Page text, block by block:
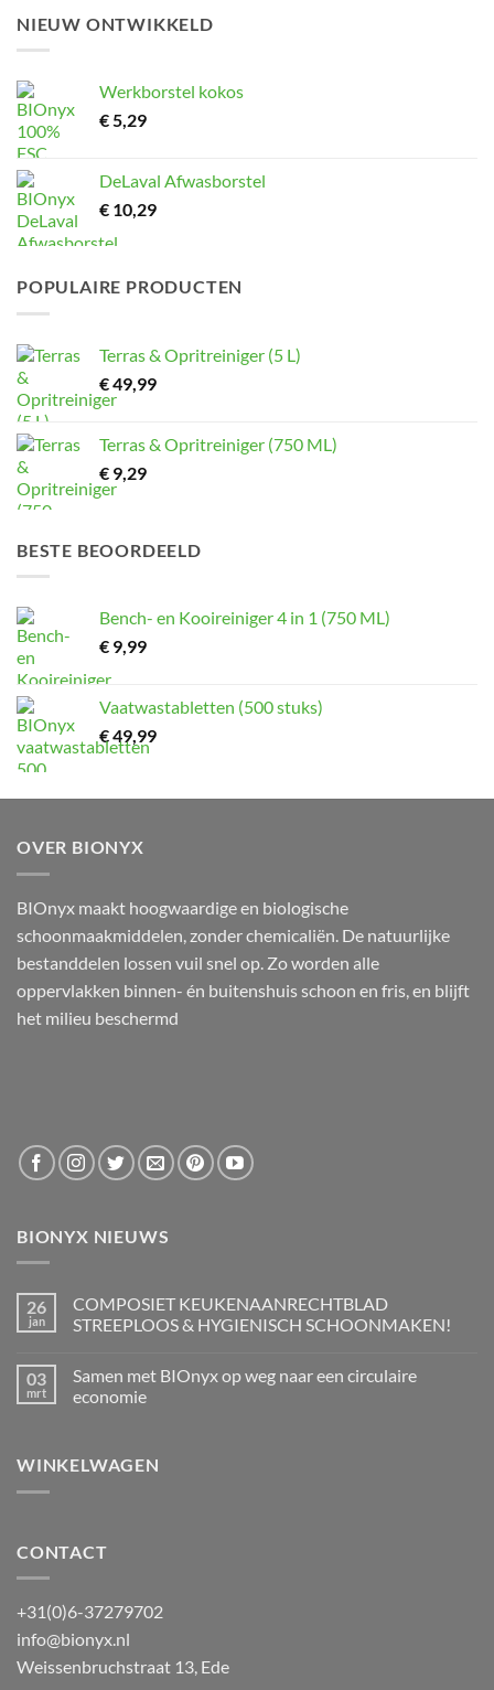
NIEUW ONTWIKKELD
Werkborstel kokos
€5,29
DeLaval Afwasborstel
€ 10,29
POPULAIRE PRODUCTEN
Terras & Opritreiniger (5 L)
€49,99
Terras & Opritreiniger (750 ML)
€ 9,29
BESTE BEOORDEELD
Bench- en Kooireiniger 4 in 1 (750 ML)
€ 9,99
Vaatwastabletten (500 stuks)
€49,99
OVER BIONYX
BIOnyx maakt hoogwaardige en biologische
schoonmaakmiddelen, zonder chemicaliën. De natuurlijke
bestanddelen lossen vuil snel op. Zo worden alle
oppervlakken binnen- én buitenshuis schoon en fris, en blijft
het milieu beschermd
BIONYX NIEUWS
26
jan
COMPOSIET KEUKENAANRECHTBLAD
STREEPLOOS & HYGIENISCH SCHOONMAKEN!
op
COMPOSIET
KEUKENAANRECHTBLAD
SCHOONMAKEN!
03
mrt
Samen met BIOnyx op weg naar een circulaire
economie
Samen
met
een
circulaire
WINKELWAGEN
CONTACT
+31(0)6-37279702
info@bionyx.nl
Weissenbruchstraat 13, Ede